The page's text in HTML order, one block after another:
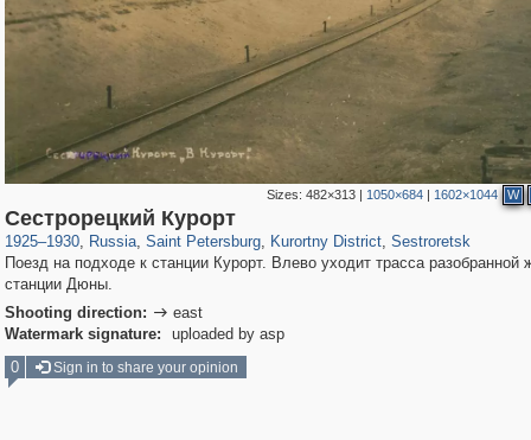
Sizes:482×313 | 1050×684 | 1602×1044 W
Сестрорецкий Курорт
1925–1930, Russia
1,407,325 29,248
, Saint Petersburg
197,255 5,714
, Kurortny District, Sestroretsk
Поезд на подходе к станции Курорт. Влево уходит трасса разобранной
станции Дюны.
Shooting direction:  east
Watermark signature:
uploaded by asp
0
Sign in to share your opinion